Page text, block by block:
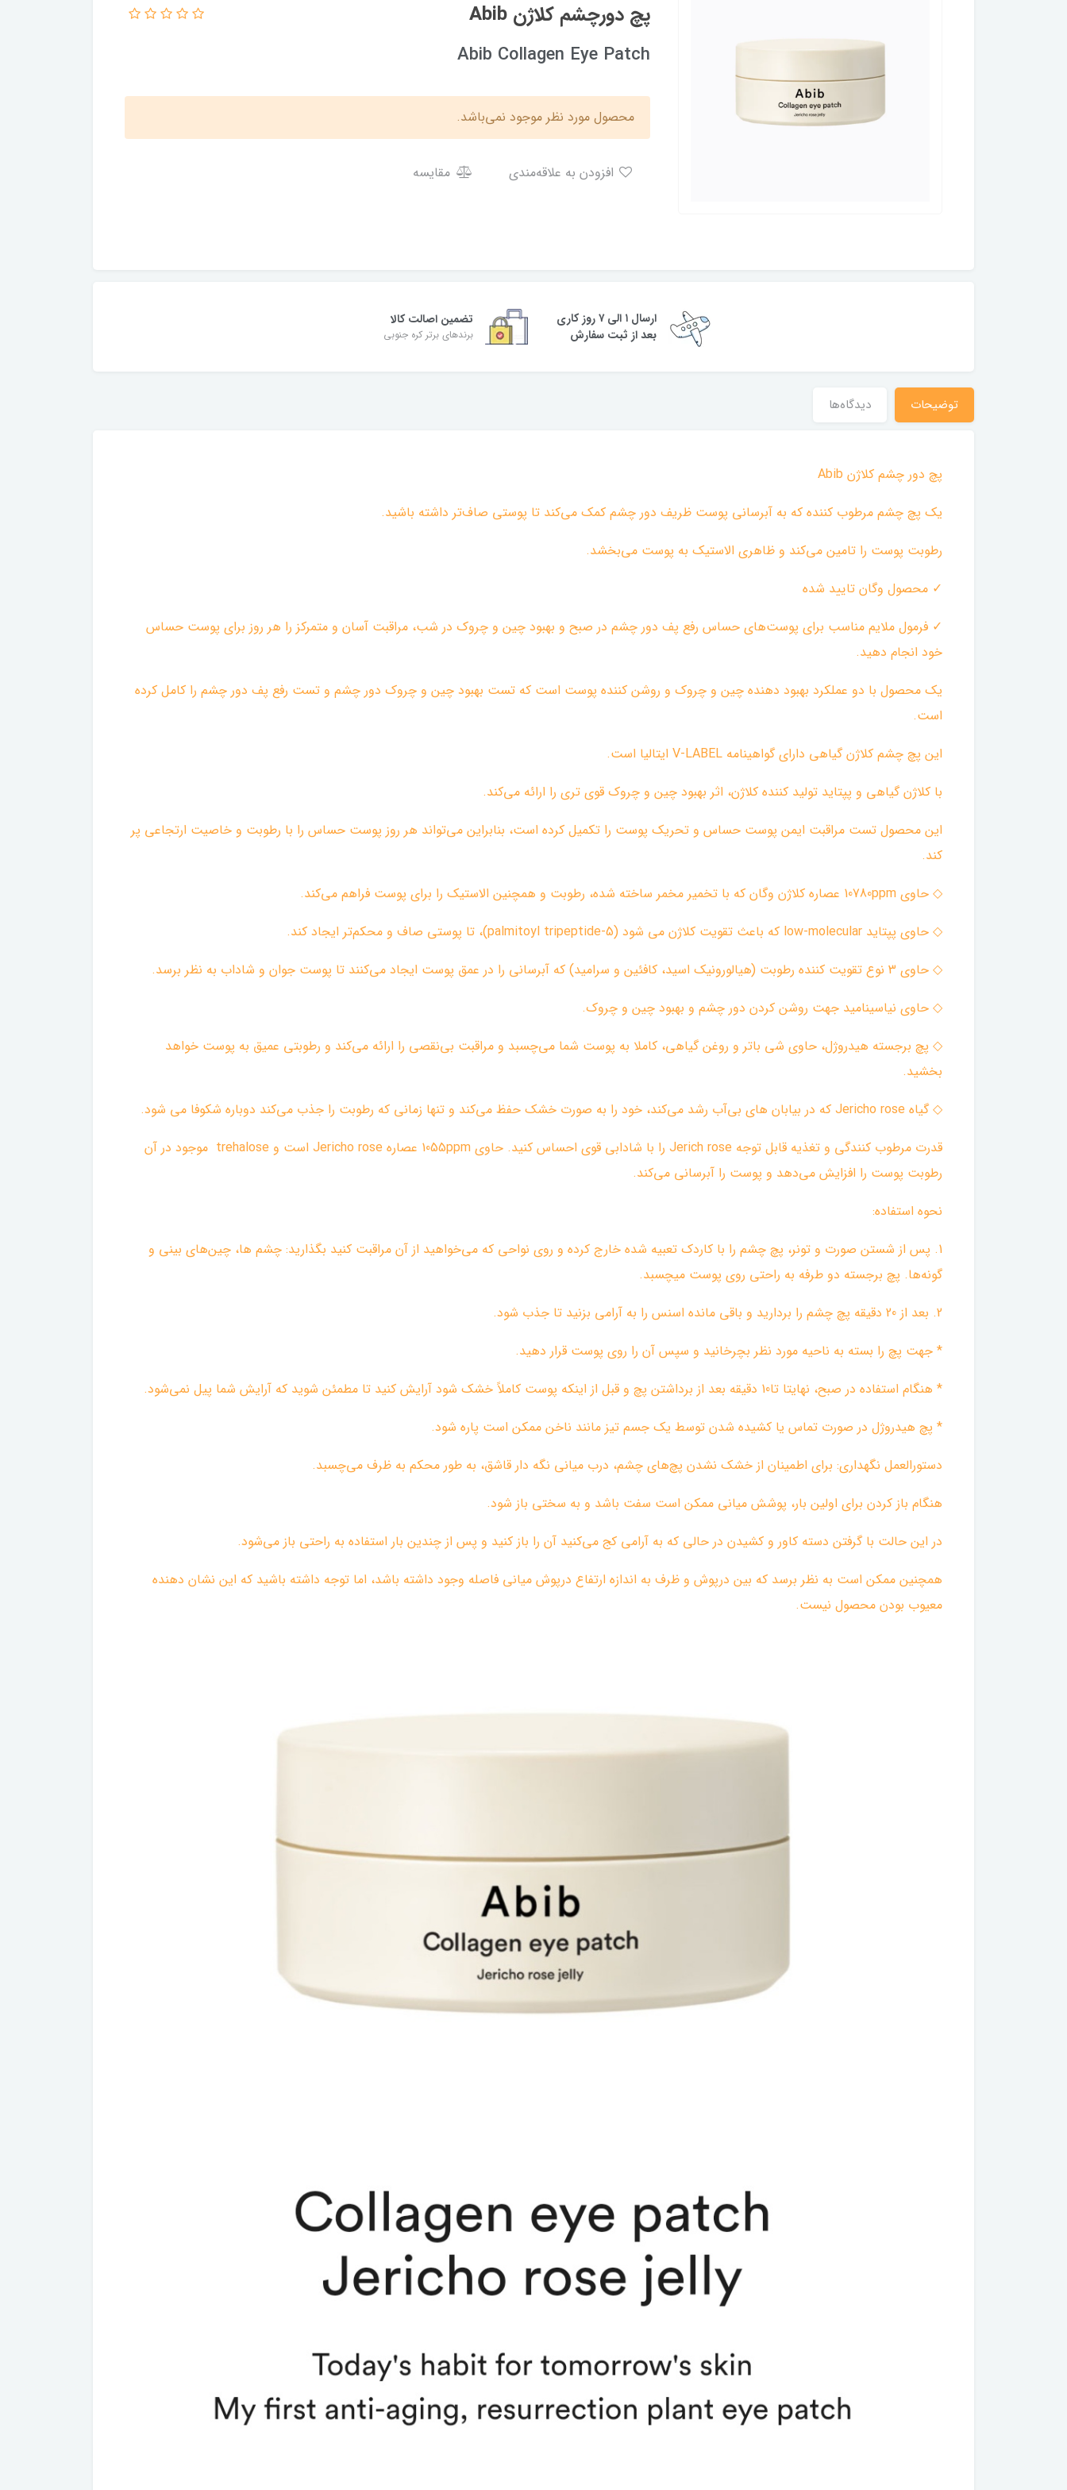
پچ دورچشم کلاژن Abib
Abib Collagen Eye Patch
محصول مورد نظر موجود نمی‌باشد.
مقایسه
ارسال ۱ الی ۷ روز کاری
بعد از ثبت سفارش
تضمین اصالت کالا
برندهای برتر کره جنوبی
توضیحات دیدگاه‌ها
پچ دور چشم کلاژن Abib
یک پچ چشم مرطوب کننده که به آبرسانی پوست ظریف دور چشم کمک می‌کند تا پوستی صاف‌تر داشته باشید.
رطوبت پوست را تامین می‌کند و ظاهری الاستیک‌ به پوست می‌بخشد.
✓ محصول وگان تایید شده
✓ فرمول ملایم مناسب برای پوست‌های حساس رفع پف دور چشم در صبح و بهبود چین و چروک در شب، مراقبت آسان و متمرکز را هر روز برای پوست حساس
خود انجام دهید.
یک محصول با دو عملکرد بهبود دهنده چین و چروک و روشن کننده پوست است که تست بهبود چین و چروک دور چشم و تست رفع پف دور چشم را کامل کرده
است.
این پچ چشم کلاژن گیاهی دارای گواهینامه V-LABEL ایتالیا است.
با کلاژن گیاهی و پپتاید تولید کننده کلاژن، اثر بهبود چین و چروک قوی تری را ارائه می‌کند.
این محصول تست مراقبت ایمن پوست حساس و تحریک پوست را تکمیل کرده است، بنابراین می‌تواند هر روز پوست حساس را با رطوبت و خاصیت ارتجاعی پر
کند.
◇ حاوی 10780ppm عصاره کلاژن وگان که با تخمیر مخمر ساخته شده، رطوبت و همچنین الاستیک را برای پوست فراهم می‌کند.
◇ حاوی پپتاید low-molecular که باعث تقویت کلاژن می شود (palmitoyl tripeptide-5)، تا پوستی صاف و محکم‌تر ایجاد کند.
◇ حاوی 3 نوع تقویت کننده رطوبت (هیالورونیک اسید، کافئین و سرامید) که آبرسانی را در عمق پوست ایجاد می‌کنند تا پوست جوان و شاداب به نظر برسد.
◇ حاوی نیاسینامید جهت روشن کردن دور چشم و بهبود چین و چروک.
◇ پچ برجسته هیدروژل، حاوی شی باتر و روغن گیاهی، کاملا به پوست شما می‌چسبد و مراقبت بی‌نقصی را ارائه می‌کند و رطوبتی عمیق به پوست خواهد
بخشید.
◇ گیاه Jericho rose که در بیابان های بی‌آب رشد می‌کند، خود را به صورت خشک حفظ می‌کند و تنها زمانی که رطوبت را جذب می‌کند دوباره شکوفا می شود.
قدرت مرطوب کنندگی و تغذیه قابل توجه Jerich rose را با شادابی قوی احساس کنید. حاوی 1055ppm عصاره Jericho rose است و trehalose موجود در آن
رطوبت پوست را افزایش می‌دهد و پوست را آبرسانی می‌کند.
نحوه استفاده:
1. پس از شستن صورت و تونر، پچ چشم را با کاردک تعبیه شده خارج کرده و روی نواحی که می‌خواهید از آن مراقبت کنید بگذارید: چشم ها، چین‌های بینی و
گونه‌ها. پچ برجسته دو طرفه به راحتی روی پوست میچسبد.
2. بعد از 20 دقیقه پچ چشم را بردارید و باقی مانده اسنس را به آرامی بزنید تا جذب شود.
* جهت پچ را بسته به ناحیه مورد نظر بچرخانید و سپس آن را روی پوست قرار دهید.
* هنگام استفاده در صبح، نهایتا تا10 دقیقه بعد از برداشتن پچ و قبل از اینکه پوست کاملاً خشک شود آرایش کنید تا مطمئن شوید که آرایش شما پیل نمی‌شود.
* پچ هیدروژل در صورت تماس یا کشیده شدن توسط یک جسم تیز مانند ناخن ممکن است پاره شود.
دستورالعمل نگهداری: برای اطمینان از خشک نشدن پچ‌های چشم، درب میانی نگه دار قاشق، به طور محکم به ظرف می‌چسبد.
هنگام باز کردن برای اولین بار، پوشش میانی ممکن است سفت باشد و به سختی باز شود.
در این حالت با گرفتن دسته کاور و کشیدن در حالی که به آرامی کج می‌کنید آن را باز کنید و پس از چندین بار استفاده به راحتی باز می‌شود.
همچنین ممکن است به نظر برسد که بین درپوش و ظرف به اندازه ارتفاع درپوش میانی فاصله وجود داشته باشد، اما توجه داشته باشید که این نشان دهنده
معیوب بودن محصول نیست.